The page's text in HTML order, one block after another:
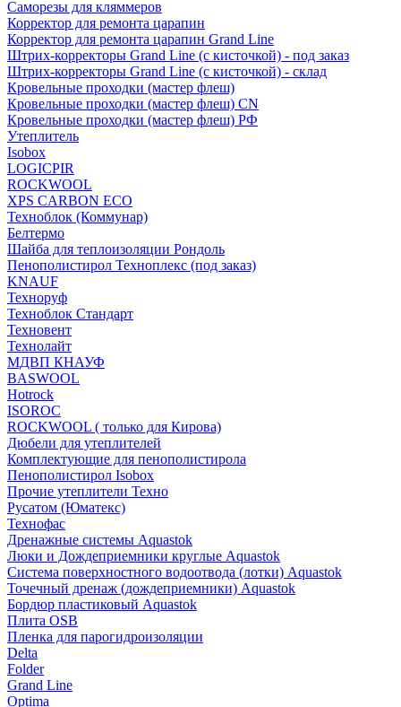
Саморезы для кляммеров
Корректор для ремонта царапин
Корректор для ремонта царапин Grand Line
Штрих-корректоры Grand Line (с кисточкой) - под заказ
Штрих-корректоры Grand Line (с кисточкой) - склад
Кровельные проходки (мастер флеш)
Кровельные проходки (мастер флеш) CN
Кровельные проходки (мастер флеш) РФ
Утеплитель
Isobox
LOGICPIR
ROCKWOOL
XPS CARBON ECO
Техноблок (Коммунар)
Белтермо
Шайба для теплоизоляции Рондоль
Пенополистирол Техноплекс (под заказ)
KNАUF
Технoруф
Техноблок Стандарт
Техновент
Технолайт
МДВП КНАУФ
BASWOOL
Hotrock
ISOROC
ROCKWOOL ( только для Кирова)
Дюбели для утеплителей
Комплектующие для пенополистирола
Пенополистирол Isobox
Прочие утеплители Техно
Русатом (Юматекс)
Технофас
Дренажные системы Aquastok
Люки и Дождеприемники круглые Aquastok
Система поверхностного водоотвода (лотки) Aquastok
Точечный дренаж (дождеприемники) Aquastok
Бордюр пластиковый Aquastok
Плита OSB
Пленка для парогидроизоляции
Delta
Folder
Grand Line
Optima